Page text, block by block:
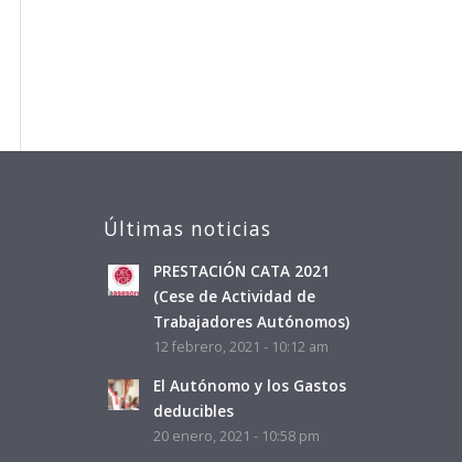
Últimas noticias
PRESTACIÓN CATA 2021
(Cese de Actividad de
Trabajadores Autónomos)
12 febrero, 2021 - 10:12 am
El Autónomo y los Gastos
deducibles
20 enero, 2021 - 10:58 pm